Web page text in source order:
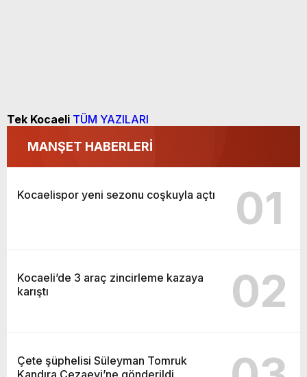
Tek Kocaeli TÜM YAZILARI
MANŞET HABERLERİ
Kocaelispor yeni sezonu coşkuyla açtı 01
Kocaeli’de 3 araç zincirleme kazaya
karıştı
02
Çete şüphelisi Süleyman Tomruk
Kandıra Cezaevi’ne gönderildi